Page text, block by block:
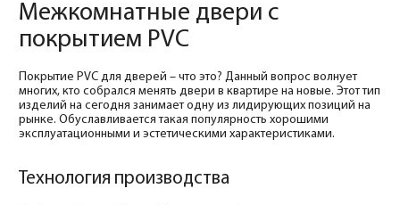
Межкомнатные двери с
покрытием PVС
Покрытие PVC для дверей – что это? Данный вопрос волнует
многих, кто собрался менять двери в квартире на новые. Этот тип
изделий на сегодня занимает одну из лидирующих позиций на
рынке. Обуславливается такая популярность хорошими
эксплуатационными и эстетическими характеристиками.
Технология производства